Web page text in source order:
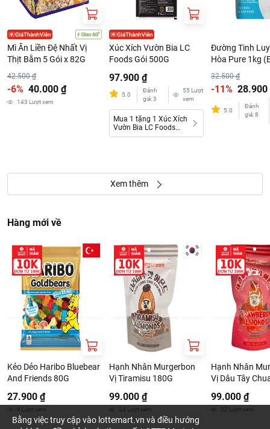
Mì Ăn Liền Đệ Nhất Vị
Thịt Bằm 5 Gói x 82G
42.500 ₫
-6% 40.000 ₫
143 Lượt xem
Xúc Xích Vườn Bia LC
Foods Gói 500G
97.900 ₫
5.0
Đánh
giá:3
55 Lượt
xem
Mua 1 tặng 1 Xúc Xích
Vườn Bia LC Foods
500G
Đường Tinh
Hòa Pure 1kg
32.500 ₫
-11% 28.900
5.0
Đánh
giá:8
Xem thêm
Hàng mới về
Kẻo Dẻo Haribo Bluebear
And Friends 80G
27.900 ₫
9 Lượt xem
Hạnh Nhân Murgerbon
Vị Tiramisu 180G
99.000 ₫
24 Lượt xem
Hạnh Nhân
Vị Dâu Tây
99.000 ₫
22 Lượt xem
Bằng việc truy cập vào lottemart.vn và điều hướng